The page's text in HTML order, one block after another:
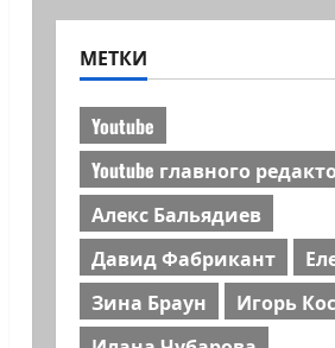
МЕТКИ
Youtube
Youtube главного
Алекс Бальядиев
Давид Фабрикант
Зина Браун
Игорь